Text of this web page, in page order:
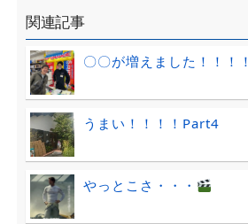
関連記事
〇〇が増えました！！！！
うまい！！！！Part4
やっとこさ・・・